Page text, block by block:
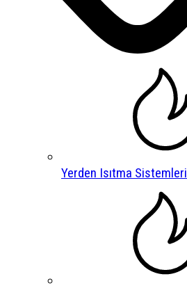
Yerden Isıtma Sistemleri